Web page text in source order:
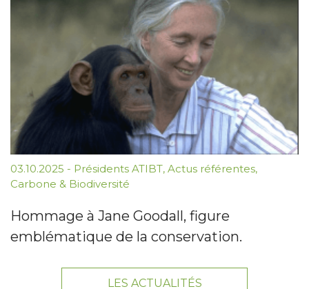
03.10.2025 - Présidents ATIBT, Actus référentes,
Carbone & Biodiversité
Hommage à Jane Goodall, figure
emblématique de la conservation.
LES ACTUALITÉS